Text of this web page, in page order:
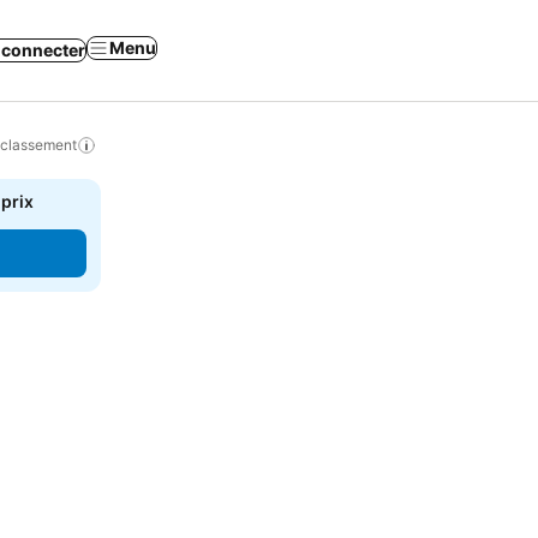
connecter Menu
prix